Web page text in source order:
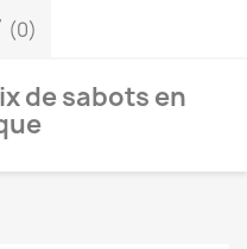
(0)
de sabots en